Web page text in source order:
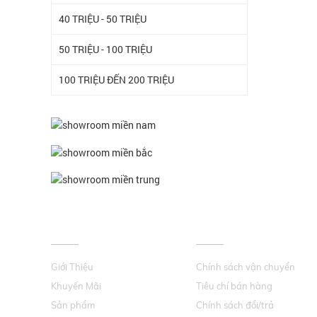
40 TRIỆU - 50 TRIỆU
50 TRIỆU - 100 TRIỆU
100 TRIỆU ĐẾN 200 TRIỆU
Giới Thiệu
Khuyến Mãi
Sản phẩm
Chính sách vận chuyển
Tiêu chí bán hàng
Chính sách đổi/trả